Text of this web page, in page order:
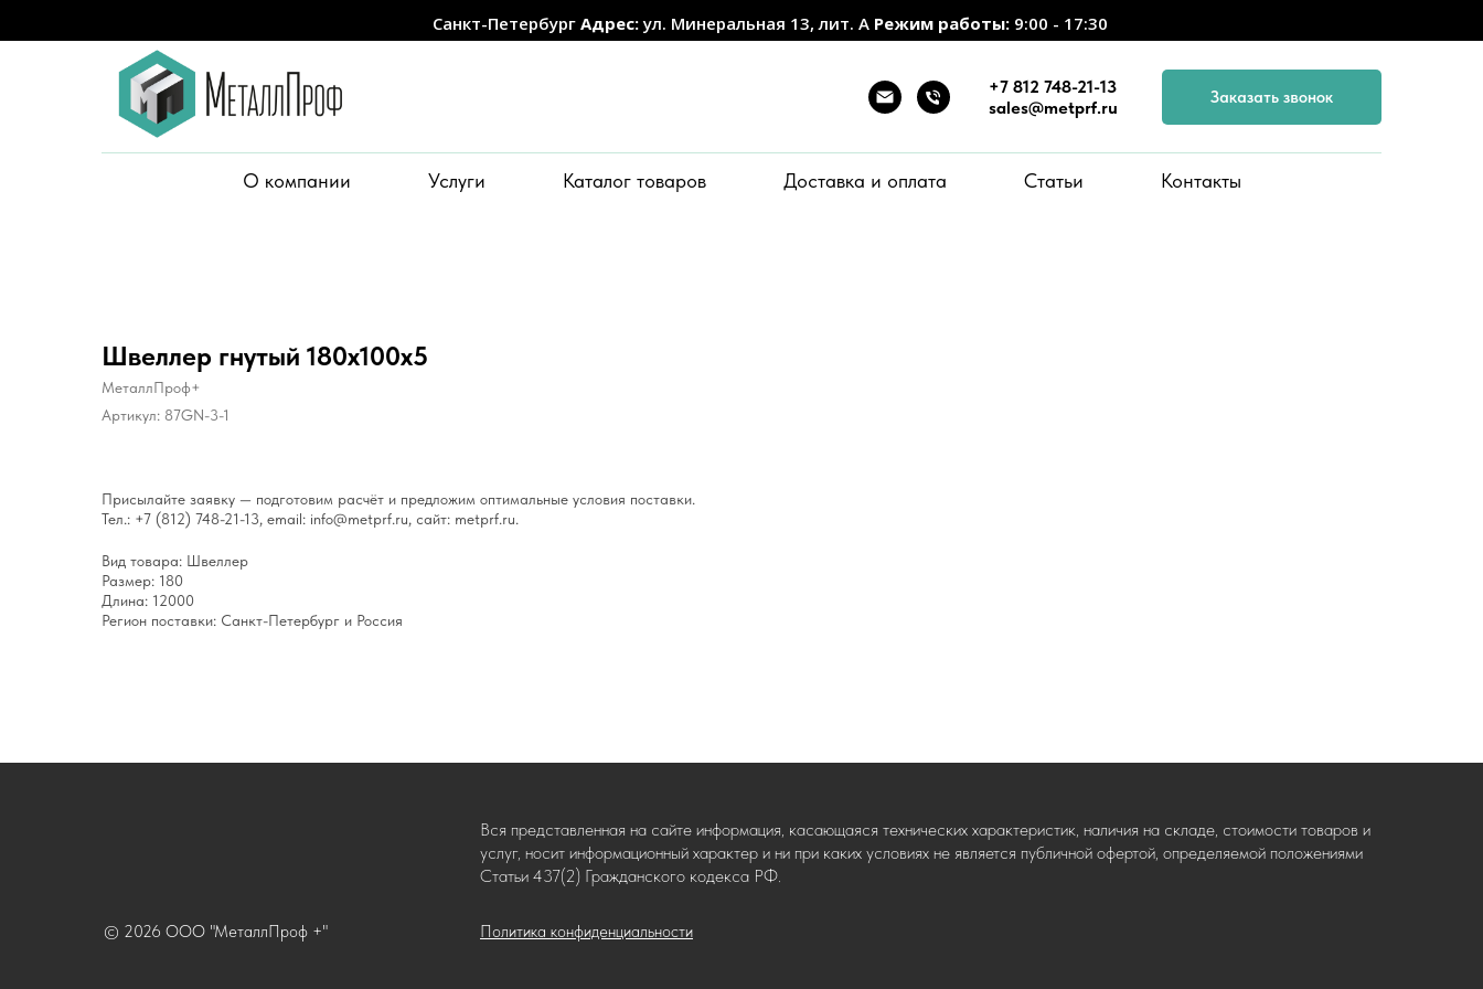
Санкт-Петербург Адрес:ул. Минеральная 13, лит. А Режим работы: 9:00 - 17:30
+7 812 748-21-13
sales@metprf.ru
Заказать звонок
О компании Услуги Каталог товаров Доставка и оплата Статьи Контакты
Швеллер гнутый 180x100x5
МеталлПроф+
Артикул: 87GN-3-1
Присылайте заявку — подготовим расчёт и предложим оптимальные условия поставки.
Тел.: +7 (812) 748-21-13, email: info@metprf.ru, сайт: metprf.ru.
Вид товара: Швеллер
Размер: 180
Длина: 12000
Регион поставки: Санкт-Петербург и Россия
Политика конфиденциальности
© 2026 ООО "МеталлПроф +"
Вся представленная на сайте информация, касающаяся технических характеристик, наличия на складе, стоимости товаров и
услуг, носит информационный характер и ни при каких условиях не является публичной офертой, определяемой положениями
Статьи 437(2) Гражданского кодекса РФ.